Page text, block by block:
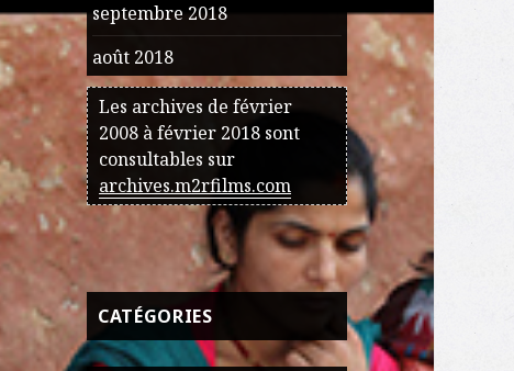
septembre 2018
août 2018
Les archives de février
2008 à février 2018 sont
consultables sur
archives.m2rfilms.com
CATÉGORIES